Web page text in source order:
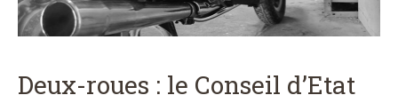
Deux-roues : le Conseil d’Etat